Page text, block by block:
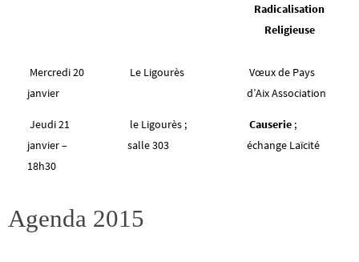
Radicalisation
Religieuse
Mercredi 20
janvier
Le Ligourès
Vœux de Pays
d’Aix Association
Jeudi 21
janvier –
18h30
le Ligourès ;
salle 303
Causerie ;
échange Laïcité
Agenda 2015